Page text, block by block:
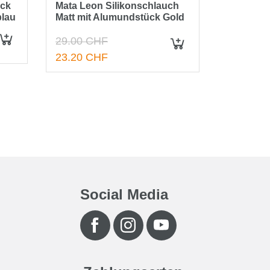
Mata Leon Silikonschlauch
Matt mit Alumundstück Gold
29.00 CHF
23.20 CHF
Social Media